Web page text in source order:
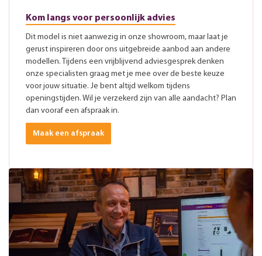
Kom langs voor persoonlijk advies
Dit model is niet aanwezig in onze showroom, maar laat je
gerust inspireren door ons uitgebreide aanbod aan andere
modellen. Tijdens een vrijblijvend adviesgesprek denken
onze specialisten graag met je mee over de beste keuze
voor jouw situatie. Je bent altijd welkom tijdens
openingstijden. Wil je verzekerd zijn van alle aandacht? Plan
dan vooraf een afspraak in.
Maak een afspraak